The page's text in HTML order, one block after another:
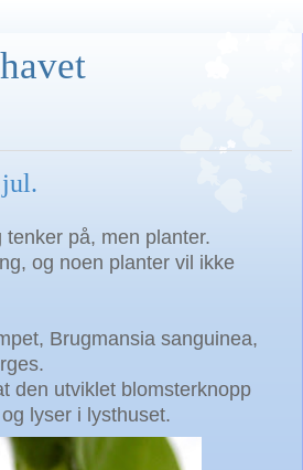
på, men planter.
og noen planter vil ikke
Brugmansia sanguinea,
den utviklet blomsterknopp
lyser i lysthuset.